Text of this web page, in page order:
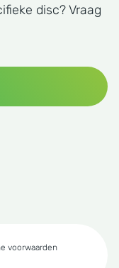
disc? Vraag
voorwaarden